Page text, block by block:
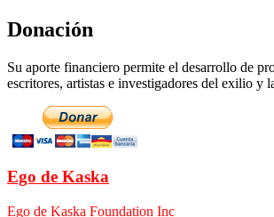
Donación
Su aporte financiero permite el desarrollo de
escritores, artistas e investigadores del exilio y
Ego de Kaska
Ego de Kaska Foundation Inc